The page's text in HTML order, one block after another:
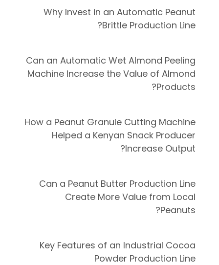
Why Invest in an Automatic Peanut
Brittle Production Line?
Can an Automatic Wet Almond Peeling
Machine Increase the Value of Almond
Products?
How a Peanut Granule Cutting Machine
Helped a Kenyan Snack Producer
Increase Output?
Can a Peanut Butter Production Line
Create More Value from Local
Peanuts?
Key Features of an Industrial Cocoa
Powder Production Line